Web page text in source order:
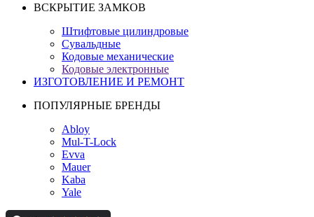
ВСКРЫТИЕ ЗАМКОВ
Штифтовые цилиндровые
Сувальдные
Кодовые механические
Кодовые электронные
ИЗГОТОВЛЕНИЕ И РЕМОНТ
ПОПУЛЯРНЫЕ БРЕНДЫ
Abloy
Mul-T-Lock
Evva
Mauer
Kaba
Yale